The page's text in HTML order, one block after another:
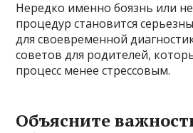
Нередко именно боязнь или
процедур становится
для своевременной
советов для родителей,
процесс менее стрессовым.
Объясните